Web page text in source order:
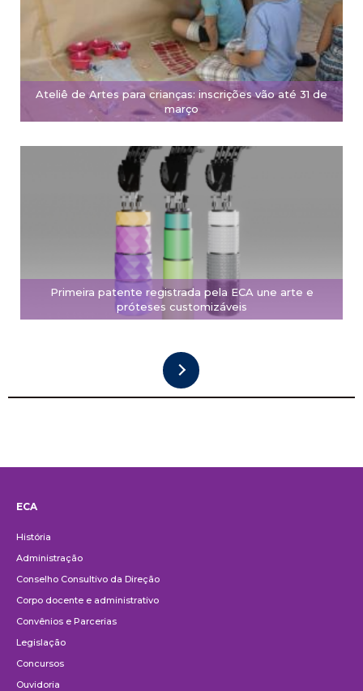
Ateliê de Artes para crianças: inscrições vão até 31 de
março
Primeira patente registrada pela ECA une arte e
próteses customizáveis
ECA
História
Administração
Conselho Consultivo da Direção
Corpo docente e administrativo
Convênios e Parcerias
Legislação
Concursos
Ouvidoria